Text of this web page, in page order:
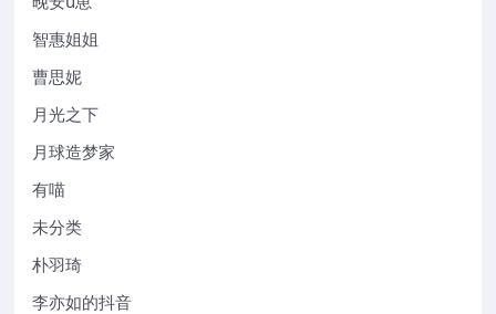
智惠姐姐
曹思妮
月光之下
月球造梦家
有喵
未分类
朴羽琦
李亦如的抖音